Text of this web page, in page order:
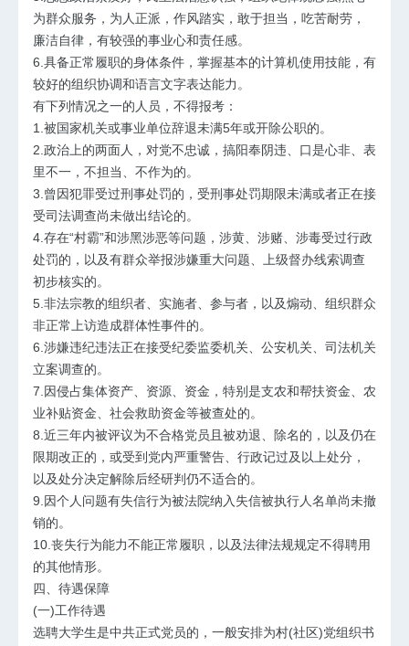
为群众服务，为人正派，作风踏实，敢于担当，吃苦耐劳，
廉洁自律，有较强的事业心和责任感。
6.具备正常履职的身体条件，掌握基本的计算机使用技能，有
较好的组织协调和语言文字表达能力。
有下列情况之一的人员，不得报考：
1.被国家机关或事业单位辞退未满5年或开除公职的。
2.政治上的两面人，对党不忠诚，搞阳奉阴违、口是心非、表
里不一，不担当、不作为的。
3.曾因犯罪受过刑事处罚的，受刑事处罚期限未满或者正在接
受司法调查尚未做出结论的。
4.存在“村霸”和涉黑涉恶等问题，涉黄、涉赌、涉毒受过行政
处罚的，以及有群众举报涉嫌重大问题、上级督办线索调查
初步核实的。
5.非法宗教的组织者、实施者、参与者，以及煽动、组织群众
非正常上访造成群体性事件的。
6.涉嫌违纪违法正在接受纪委监委机关、公安机关、司法机关
立案调查的。
7.因侵占集体资产、资源、资金，特别是支农和帮扶资金、农
业补贴资金、社会救助资金等被查处的。
8.近三年内被评议为不合格党员且被劝退、除名的，以及仍在
限期改正的，或受到党内严重警告、行政记过及以上处分，
以及处分决定解除后经研判仍不适合的。
9.因个人问题有失信行为被法院纳入失信被执行人名单尚未撤
销的。
10.丧失行为能力不能正常履职，以及法律法规规定不得聘用
的其他情形。
四、待遇保障
(一)工作待遇
选聘大学生是中共正式党员的，一般安排为村(社区)党组织书